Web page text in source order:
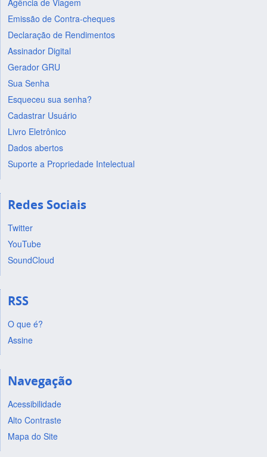
Agência de Viagem
Emissão de Contra-cheques
Declaração de Rendimentos
Assinador Digital
Gerador GRU
Sua Senha
Esqueceu sua senha?
Cadastrar Usuário
Livro Eletrônico
Dados abertos
Suporte a Propriedade Intelectual
Redes Sociais
Twitter
YouTube
SoundCloud
RSS
O que é?
Assine
Navegação
Acessibilidade
Alto Contraste
Mapa do Site